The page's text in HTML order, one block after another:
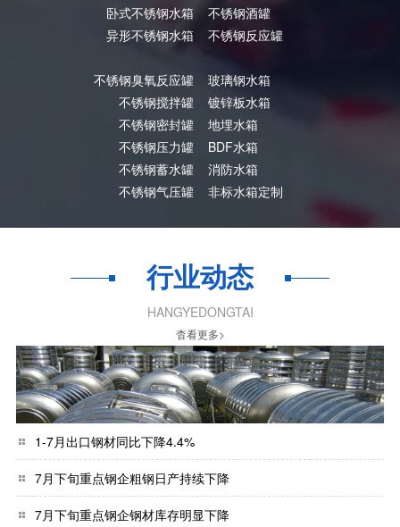
卧式不锈钢水箱
异形不锈钢水箱
不锈钢臭氧反应罐
不锈钢搅拌罐
不锈钢密封罐
不锈钢压力罐
不锈钢蓄水罐
不锈钢气压罐
不锈钢酒罐
不锈钢反应罐
玻璃钢水箱
镀锌板水箱
地埋水箱
BDF水箱
消防水箱
非标水箱定制
行业动态
HANGYEDONGTAI
杳看更多>
1-7月出口钢材同比下降4.4%
7月下旬重点钢企粗钢日产持续下降
7月下旬重点钢企钢材库存明显下降